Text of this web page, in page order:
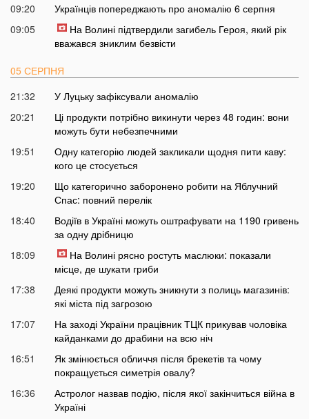
09:20
Українців попереджають про аномалію 6 серпня
09:05
На Волині підтвердили загибель Героя, який рік
вважався зниклим безвісти
05 СЕРПНЯ
21:32
У Луцьку зафіксували аномалію
20:21
Ці продукти потрібно викинути через 48 годин: вони
можуть бути небезпечними
19:51
Одну категорію людей закликали щодня пити каву:
кого це стосується
19:20
Що категорично заборонено робити на Яблучний
Спас: повний перелік
18:40
Водіїв в Україні можуть оштрафувати на 1190 гривень
за одну дрібницю
18:09
На Волині рясно ростуть маслюки: показали
місце, де шукати гриби
17:38
Деякі продукти можуть зникнути з полиць магазинів:
які міста під загрозою
17:07
На заході України працівник ТЦК прикував чоловіка
кайданками до драбини на всю ніч
16:51
Як змінюється обличчя після брекетів та чому
покращується симетрія овалу?
16:36
Астролог назвав подію, після якої закінчиться війна в
Україні